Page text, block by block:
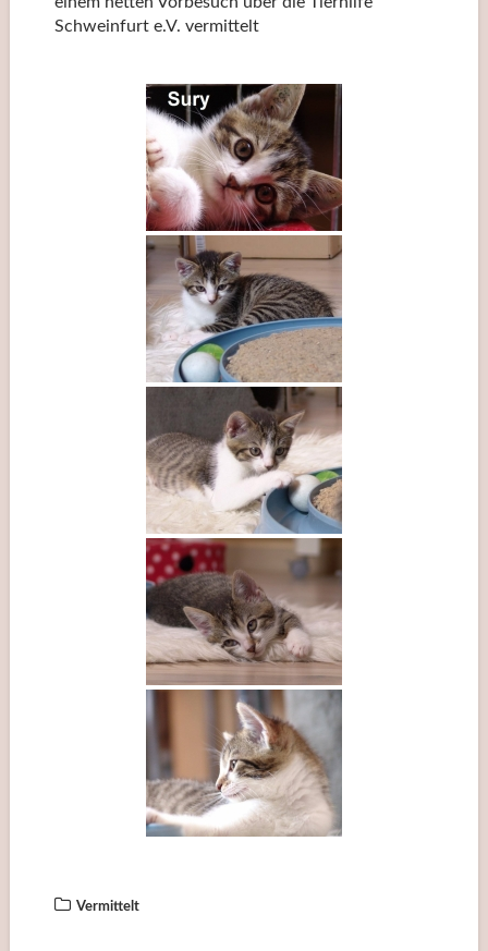
Schweinfurt e.V. vermittelt
Vermittelt